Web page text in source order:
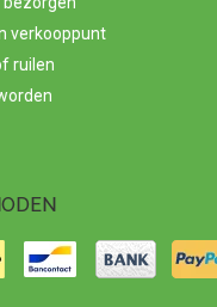
verkooppunt
ruilen